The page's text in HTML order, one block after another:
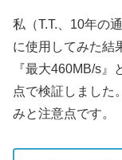
私（T.T.、10年の
に使用してみた結
『最大460MB/s
点で検証しました
みと注意点です。